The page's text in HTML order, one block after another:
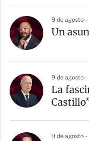
9 de agosto
Un
9 de agosto
La
9 de agosto